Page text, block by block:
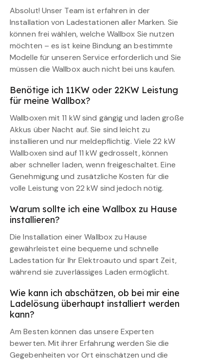
Absolut! Unser Team ist erfahren in der
Installation von Ladestationen aller Marken. Sie
können frei wählen, welche Wallbox Sie nutzen
möchten – es ist keine Bindung an bestimmte
Modelle für unseren Service erforderlich und Sie
müssen die Wallbox auch nicht bei uns kaufen.
Benötige ich 11KW oder 22KW Leistung
für meine Wallbox?
Wallboxen mit 11 kW sind gängig und laden große
Akkus über Nacht auf. Sie sind leicht zu
installieren und nur meldepflichtig. Viele 22 kW
Wallboxen sind auf 11 kW gedrosselt, können
aber schneller laden, wenn freigeschaltet. Eine
Genehmigung und zusätzliche Kosten für die
volle Leistung von 22 kW sind jedoch nötig.
Warum sollte ich eine Wallbox zu Hause
installieren?
Die Installation einer Wallbox zu Hause
gewährleistet eine bequeme und schnelle
Ladestation für Ihr Elektroauto und spart Zeit,
während sie zuverlässiges Laden ermöglicht.
Wie kann ich abschätzen, ob bei mir eine
Ladelösung überhaupt installiert werden
kann?
Am Besten können das unsere Experten
bewerten. Mit ihrer Erfahrung werden Sie die
Gegebenheiten vor Ort einschätzen und die